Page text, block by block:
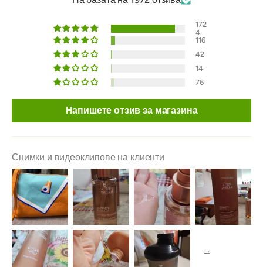
172
4
116
42
14
76
Напишете отзив за магазина
Снимки и видеоклипове на клиенти